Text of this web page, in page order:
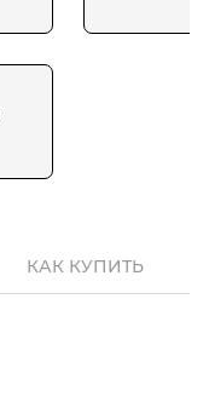
КАК КУПИТЬ